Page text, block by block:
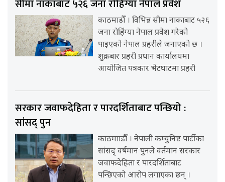
सीमा नाकाबाट ५२६ जना रोहिंग्या नेपाल प्रवेश
काठमाडौँ । विभिन्न सीमा नाकाबाट ५२६
जना रोहिंग्या नेपाल प्रवेश गरेको
पाइएको नेपाल प्रहरीले जनाएको छ ।
शुक्रबार प्रहरी प्रधान कार्यालयमा
आयोजित पत्रकार भेटघाटमा प्रहरी
सरकार जवाफदेहिता र पारदर्शिताबाट पन्छियो :
सांसद् पुन
काठमााडौँ । नेपाली कम्युनिष्ट पार्टीका
सांसद् वर्षमान पुनले वर्तमान सरकार
जवाफदेहिता र पारदर्शिताबाट
पन्छिएको आरोप लगाएका छन् ।